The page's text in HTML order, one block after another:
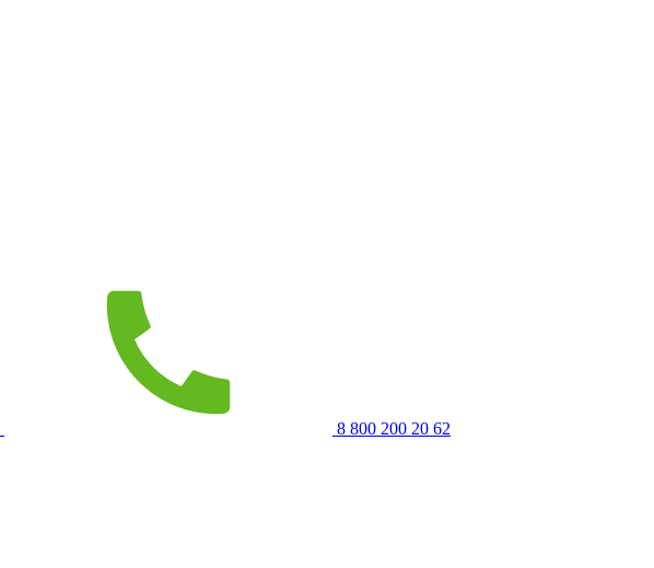
8 800 200 20 62